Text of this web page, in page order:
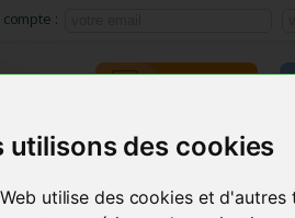
utilisons des cookies
utilise des cookies et
: